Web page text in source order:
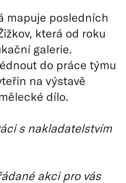
mapuje posledních
která od roku
galerie.
do práce týmu
na výstavě
dílo.
s nakladatelstvím
akci pro vás